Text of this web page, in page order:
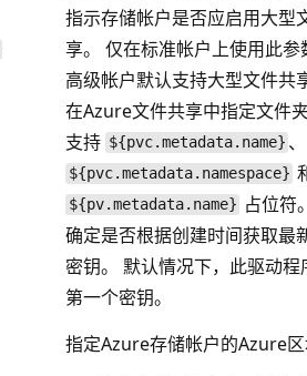
指示存储帐户是否应启用大型
享。 仅在标准帐户上使用此参
高级帐户默认支持大型文件共
在Azure文件共享中指定文件
支持 ${pvc.metadata.name} 、
${pvc.metadata.namespace}
${pv.metadata.name} 占位符
确定是否根据创建时间获取最
密钥。 默认情况下，此驱动程
第一个密钥。
指定Azure存储帐户的Azure